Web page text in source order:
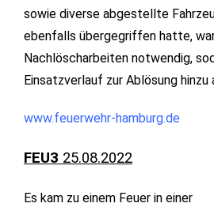
sowie diverse abgestellte
ebenfalls übergegriffen hatte,
Nachlöscharbeiten notwendig,
Einsatzverlauf zur Ablösung hinzu
www.feuerwehr-hamburg.de
FEU3 25.08.2022
Es kam zu einem Feuer in einer